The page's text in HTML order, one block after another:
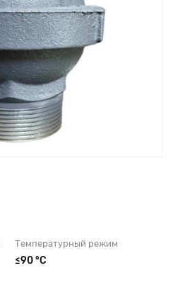
Температурный режим
≤90 °C